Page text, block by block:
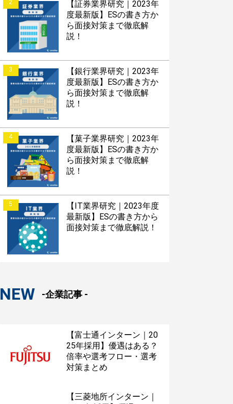
2
【証券業界研究｜2023年
度最新版】ESの書き方か
ら面接対策まで徹底解
説！
3
【銀行業界研究｜2023年
度最新版】ESの書き方か
ら面接対策まで徹底解
説！
4
【菓子業界研究｜2023年
度最新版】ESの書き方か
ら面接対策まで徹底解
説！
5
【IT業界研究｜2023年度
最新版】ESの書き方から
面接対策まで徹底解説！
NEW -企業記事 -
【富士通インターン｜20
25年採用】優遇はある？
倍率や選考フロー・選考
対策まとめ
【三菱地所インターン｜